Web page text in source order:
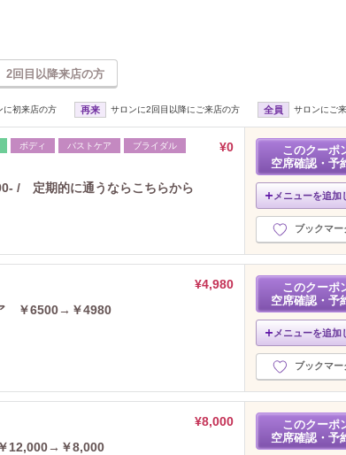
2回目以降来店の方
に初来店の方 再来 サロンに2回目以降にご来店の方 全員 サロンにご
ボディ バストケア
ブライダル
¥0
/ 定期的に通うならこちらから
このクーポ
空席確認・予
メニューを追加
ブックマー
¥4,980
ア ￥6500→￥4980
このクーポ
空席確認・予
メニューを追加
ブックマー
¥8,000
12,000→￥8,000
このクーポ
空席確認・予